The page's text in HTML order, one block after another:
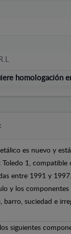
homologación
es nuevo y
Toledo 1, compatible
entre 1991 y
y los componentes
barro, suciedad e
siguientes